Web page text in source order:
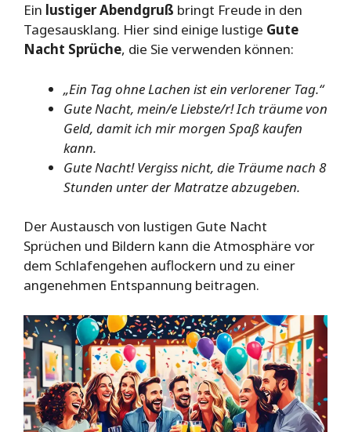
Ein lustiger Abendgruß bringt Freude in den
Tagesausklang. Hier sind einige lustige Gute
Nacht Sprüche, die Sie verwenden können:
„Ein Tag ohne Lachen ist ein verlorener Tag.“
Gute Nacht, mein/e Liebste/r! Ich träume von
Geld, damit ich mir morgen Spaß kaufen
kann.
Gute Nacht! Vergiss nicht, die Träume nach 8
Stunden unter der Matratze abzugeben.
Der Austausch von lustigen Gute Nacht
Sprüchen und Bildern kann die Atmosphäre vor
dem Schlafengehen auflockern und zu einer
angenehmen Entspannung beitragen.